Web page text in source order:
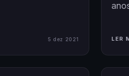
5 dez 2021 LER